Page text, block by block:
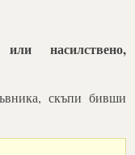
насилствено,
скъпи бивши